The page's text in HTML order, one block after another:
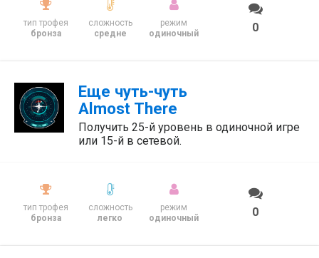
тип трофея
бронза
сложность
средне
режим
одиночный
0
Еще чуть-чуть
Almost There
Получить 25-й уровень в одиночной игре
или 15-й в сетевой.
тип трофея
бронза
сложность
легко
режим
одиночный
0